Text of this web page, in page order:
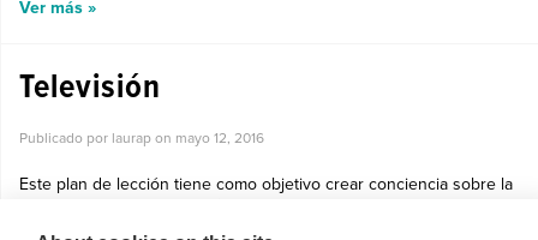
Ver más »
Televisión
Publicado por laurap on mayo 12, 2016
Este plan de lección tiene como objetivo crear conciencia sobre la